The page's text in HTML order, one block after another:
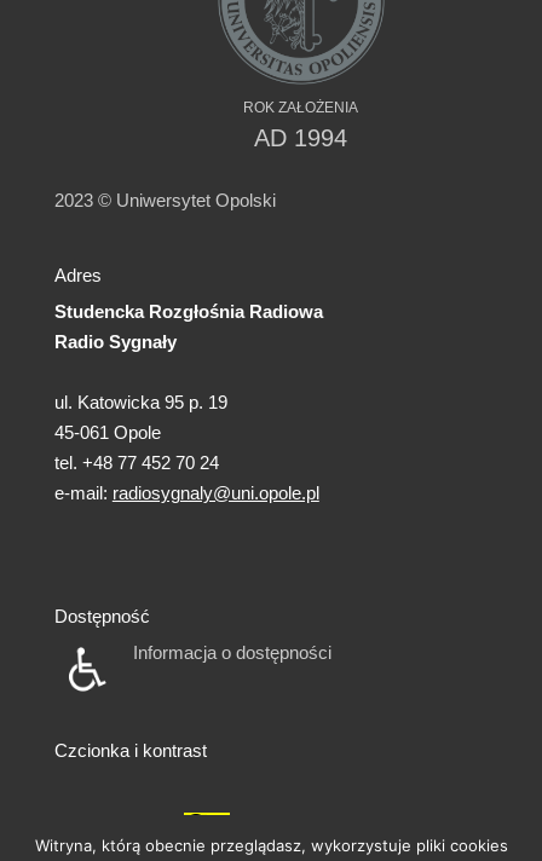
ROK ZAŁOŻENIA
AD 1994
2023 © Uniwersytet Opolski
Adres
Studencka Rozgłośnia Radiowa
Radio Sygnały
ul. Katowicka 95 p. 19
45-061 Opole
tel. +48 77 452 70 24
e-mail: radiosygnaly@uni.opole.pl
Dostępność
Informacja o dostępności
Czcionka i kontrast
Witryna, którą obecnie przeglądasz, wykorzystuje pliki cookies